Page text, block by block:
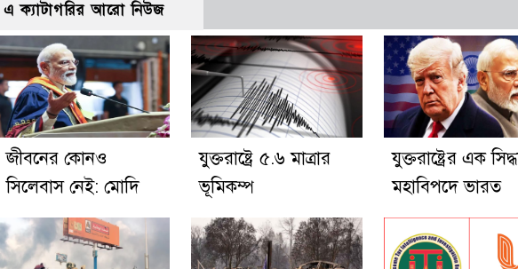
এ ক্যাটাগরির আরো নিউজ
জীবনের কোনও
সিলেবাস নেই: মোদি
যুক্তরাষ্ট্রে ৫.৬ মাত্রার
ভূমিকম্প
যুক্তরাষ্ট্রের এক
মহাবিপদে ভারত